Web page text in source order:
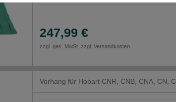
247,99 €
zzgl. ges. MwSt. zzgl. Versandkosten
Vorhang für Hobart CNR, CNB, CNA, CN,